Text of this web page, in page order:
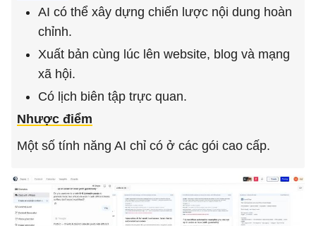
AI có thể xây dựng chiến lược nội dung hoàn
chỉnh.
Xuất bản cùng lúc lên website, blog và mạng
xã hội.
Có lịch biên tập trực quan.
Nhược điểm
Một số tính năng AI chỉ có ở các gói cao cấp.